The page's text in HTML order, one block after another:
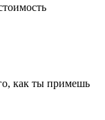
как ты примешь